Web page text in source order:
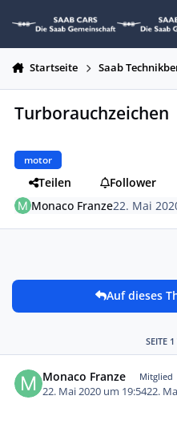
Startseite Saab
Turborauchzeichen
motor
Teilen
Follower
Monaco Franze22. Mai
Auf dieses
SEITE
Monaco Franze Mitglied
22. Mai 2020 um 19:5422.